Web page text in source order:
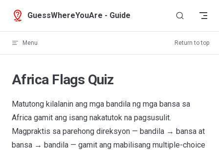
Skip to content
GuessWhereYouAre - Guide
Menu Return to top
Africa Flags Quiz
Matutong kilalanin ang mga bandila ng mga bansa sa
Africa gamit ang isang nakatutok na pagsusulit.
Magpraktis sa parehong direksyon — bandila → bansa at
bansa → bandila — gamit ang mabilisang multiple-choice